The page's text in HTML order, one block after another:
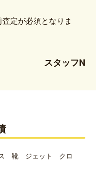
定が必須となりま
スタッフN
ス 靴 ジェット クロ